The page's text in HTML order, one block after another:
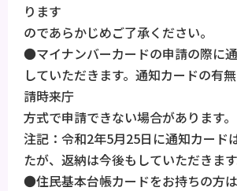
ります
のであらかじめご了承ください。
●マイナンバーカードの申請の際に
していただきます。通知カードの有
請時来庁
方式で申請できない場合があります。
注記：令和2年5月25日に通知カード
たが、返納は今後もしていただきます
●住民基本台帳カードをお持ちの方